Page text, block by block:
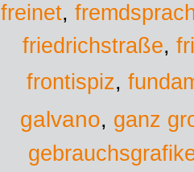
freinet,
friedrichstraße,
frontispiz,
galvano, ganz